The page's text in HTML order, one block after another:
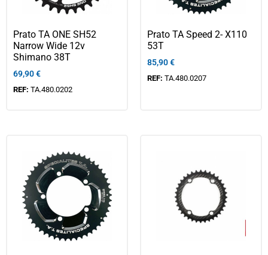
Prato TA ONE SH52
Narrow Wide 12v
Shimano 38T
69,90€
REF: TA.480.0202
Prato TA Speed 2- X110
53T
85,90€
REF: TA.480.0207